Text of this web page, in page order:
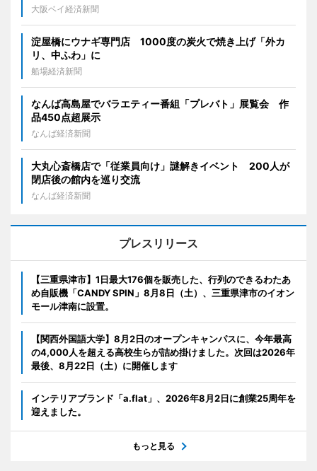
大阪ベイ経済新聞
淀屋橋にウナギ専門店 1000度の炭火で焼き上げ「外カ
リ、中ふわ」に
船場経済新聞
なんば高島屋でバラエティー番組「プレバト」展覧会 作
品450点超展示
なんば経済新聞
大丸心斎橋店で「従業員向け」謎解きイベント 200人が
閉店後の館内を巡り交流
なんば経済新聞
プレスリリース
【三重県津市】1日最大176個を販売した、行列のできるわたあ
め自販機「CANDY SPIN」8月8日（土）、三重県津市のイオン
モール津南に設置。
【関西外国語大学】8月2日のオープンキャンパスに、今年最高
の4,000人を超える高校生らが詰め掛けました。次回は2026年
最後、8月22日（土）に開催します
インテリアブランド「a.flat」、2026年8月2日に創業25周年を
迎えました。
もっと見る